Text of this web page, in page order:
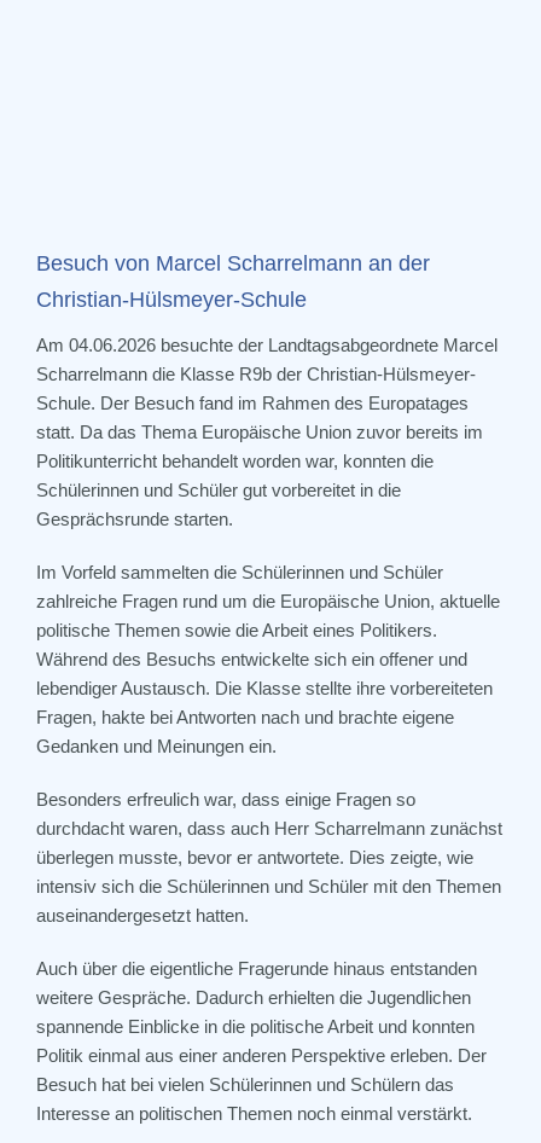
Besuch von Marcel Scharrelmann an der
Christian-Hülsmeyer-Schule
Am 04.06.2026 besuchte der Landtagsabgeordnete Marcel
Scharrelmann die Klasse R9b der Christian-Hülsmeyer-
Schule. Der Besuch fand im Rahmen des Europatages
statt. Da das Thema Europäische Union zuvor bereits im
Politikunterricht behandelt worden war, konnten die
Schülerinnen und Schüler gut vorbereitet in die
Gesprächsrunde starten.
Im Vorfeld sammelten die Schülerinnen und Schüler
zahlreiche Fragen rund um die Europäische Union, aktuelle
politische Themen sowie die Arbeit eines Politikers.
Während des Besuchs entwickelte sich ein offener und
lebendiger Austausch. Die Klasse stellte ihre vorbereiteten
Fragen, hakte bei Antworten nach und brachte eigene
Gedanken und Meinungen ein.
Besonders erfreulich war, dass einige Fragen so
durchdacht waren, dass auch Herr Scharrelmann zunächst
überlegen musste, bevor er antwortete. Dies zeigte, wie
intensiv sich die Schülerinnen und Schüler mit den Themen
auseinandergesetzt hatten.
Auch über die eigentliche Fragerunde hinaus entstanden
weitere Gespräche. Dadurch erhielten die Jugendlichen
spannende Einblicke in die politische Arbeit und konnten
Politik einmal aus einer anderen Perspektive erleben. Der
Besuch hat bei vielen Schülerinnen und Schülern das
Interesse an politischen Themen noch einmal verstärkt.